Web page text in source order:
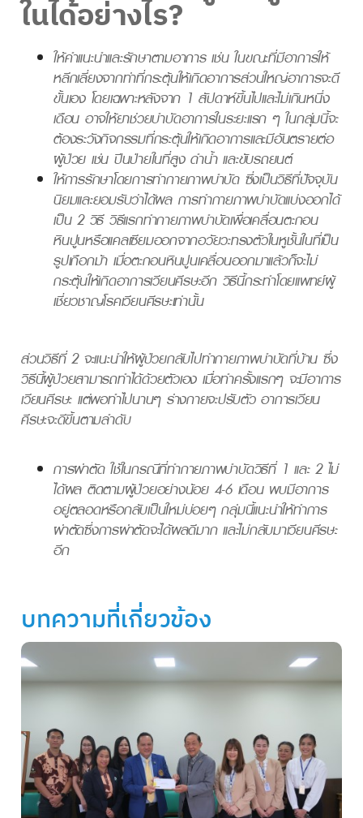
ในได้อย่างไร?
ให้คำแนะนำและรักษาตามอาการ เช่น ในขณะที่มีอาการให้
หลีกเลี่ยงจากท่าที่กระตุ้นให้เกิดอาการส่วนใหญ่อาการจะดี
ขั้นเอง โดยเฉพาะหลังจาก 1 สัปดาห์ขึ้นไปและไม่เกินหนึ่ง
เดือน อาจให้ยาช่วยบำบัดอาการในระยะแรก ๆ ในกลุ่มนี้จะ
ต้องระวังกิจกรรมที่กระตุ้นให้เกิดอาการและมีอันตรายต่อ
ผู้ป่วย เช่น ปีนป่ายในที่สูง ดำน้ำ และขับรถยนต์
ให้การรักษาโดยการทำกายภาพบำบัด ซึ่งเป็นวิธีที่ปัจจุบัน
นิยมและยอมรับว่าได้ผล การทำกายภาพบำบัดแบ่งออกได้
เป็น 2 วิธี วิธีแรกทำกายภาพบำบัดเพื่อเคลื่อนตะกอน
หินปูนหรือแคลเซียมออกจากอวัยวะทรงตัวในหูชั้นในที่เป็น
รูปเกือกม้า เมื่อตะกอนหินปูนเคลื่อนออกมาแล้วก็จะไม่
กระตุ้นให้เกิดอาการเวียนศีรษะอีก วิธีนี้กระทำโดยแพทย์ผู้
เชี่ยวชาญโรคเวียนศีรษะเท่านั้น
ส่วนวิธีที่ 2 จะแนะนำให้ผู้ป่วยกลับไปทำกายภาพบำบัดที่บ้าน ซึ่ง
วิธีนี้ผู้ป่วยสามารถทำได้ด้วยตัวเอง เมื่อทำครั้งแรกๆ จะมีอาการ
เวียนศีรษะ แต่พอทำไปนานๆ ร่างกายจะปรับตัว อาการเวียน
ศีรษะจะดีขึ้นตามลำดับ
การผ่าตัด ใช้ในกรณีที่ทำกายภาพบำบัดวิธีที่ 1 และ 2 ไม่
ได้ผล ติดตามผู้ป่วยอย่างน้อย 4-6 เดือน พบมีอาการ
อยู่ตลอดหรือกลับเป็นใหม่บ่อยๆ กลุ่มนี้แนะนำให้ทำการ
ผ่าตัดซึ่งการผ่าตัดจะได้ผลดีมาก และไม่กลับมาเวียนศีรษะ
อีก
บทความที่เกี่ยวข้อง